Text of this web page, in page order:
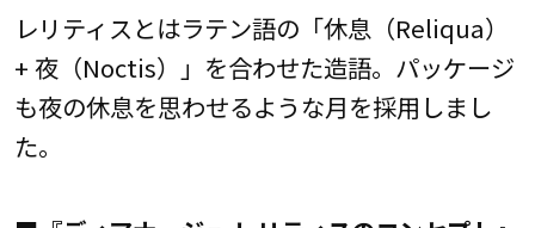
レリティスとはラテン語の「休息（Reliqua）
+ 夜（Noctis）」を合わせた造語。パッケージ
も夜の休息を思わせるような月を採用しまし
た。